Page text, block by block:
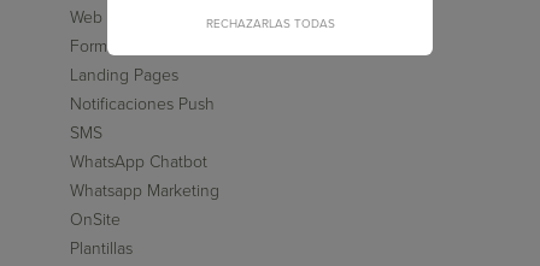
Web Chatbot
Formularios
Landing Pages
Notificaciones Push
SMS
WhatsApp Chatbot
Whatsapp Marketing
OnSite
Plantillas
RECHAZARLAS TODAS